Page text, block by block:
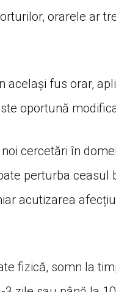
orarele ar
același fus orar,
oportună
cercetări în
perturba ceasul
acutizarea
fizică, somn la